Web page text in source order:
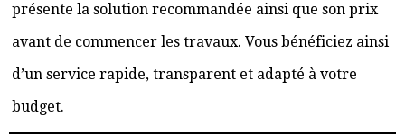
présente la solution recommandée ainsi que son prix
avant de commencer les travaux. Vous bénéficiez ainsi
d’un service rapide, transparent et adapté à votre
budget.